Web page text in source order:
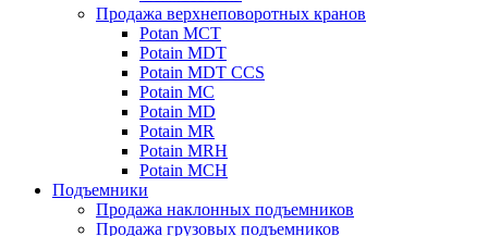
Продажа верхнеповоротных кранов
Potan MCT
Potain MDT
Potain MDT CCS
Potain MC
Potain MD
Potain MR
Potain MRH
Potain MCH
Подъемники
Продажа наклонных подъемников
Продажа грузовых подъемников